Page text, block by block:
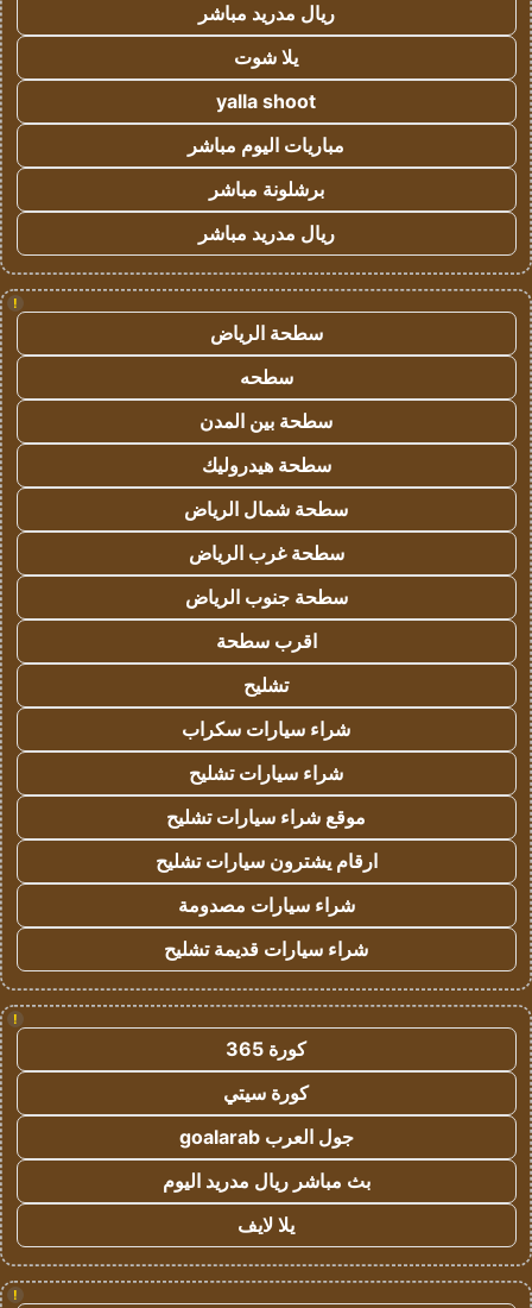
ريال مدريد مباشر
يلا شوت
yalla shoot
مباريات اليوم مباشر
برشلونة مباشر
ريال مدريد مباشر
!
سطحة الرياض
سطحه
سطحة بين المدن
سطحة هيدروليك
سطحة شمال الرياض
سطحة غرب الرياض
سطحة جنوب الرياض
اقرب سطحة
تشليح
شراء سيارات سكراب
شراء سيارات تشليح
موقع شراء سيارات تشليح
ارقام يشترون سيارات تشليح
شراء سيارات مصدومة
شراء سيارات قديمة تشليح
!
كورة 365
كورة سيتي
جول العرب goalarab
بث مباشر ريال مدريد اليوم
يلا لايف
!